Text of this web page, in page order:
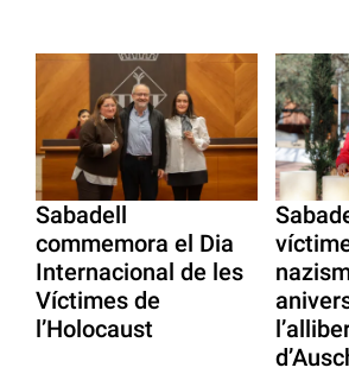
Sabadell
commemora el Dia
Internacional de les
Víctimes de
l’Holocaust